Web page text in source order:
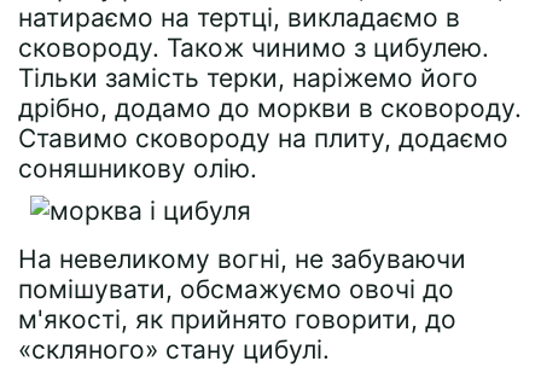
натираємо на тертці, викладаємо в
сковороду. Також чинимо з цибулею.
Тільки замість терки, наріжемо його
дрібно, додамо до моркви в сковороду.
Ставимо сковороду на плиту, додаємо
соняшникову олію.
На невеликому вогні, не забуваючи
помішувати, обсмажуємо овочі до
м'якості, як прийнято говорити, до
«скляного» стану цибулі.